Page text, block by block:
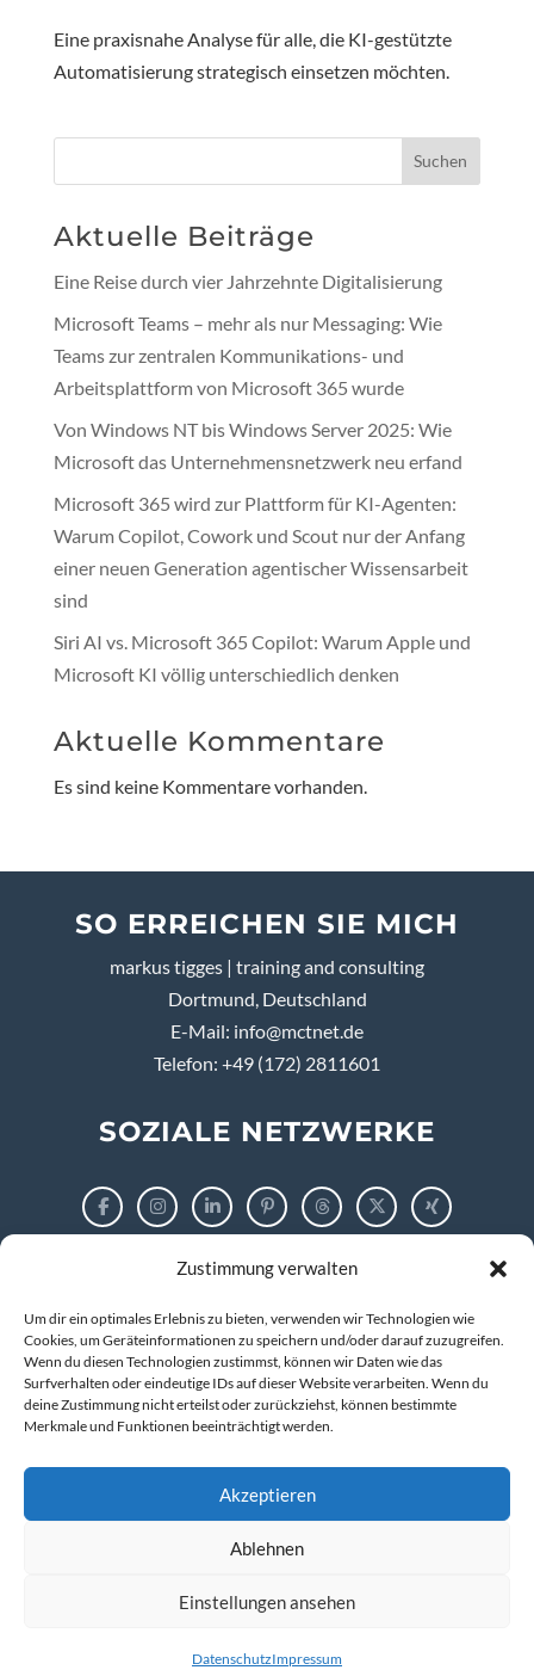
Zustimmung verwalten
Um dir ein optimales Erlebnis zu bieten, verwenden wir Technologien wie
Cookies, um Geräteinformationen zu speichern und/oder darauf zuzugreifen.
Wenn du diesen Technologien zustimmst, können wir Daten wie das
Surfverhalten oder eindeutige IDs auf dieser Website verarbeiten. Wenn du
deine Zustimmung nicht erteilst oder zurückziehst, können bestimmte
Merkmale und Funktionen beeinträchtigt werden.
Akzeptieren
Ablehnen
Einstellungen ansehen
DatenschutzImpressum
Eine praxisnahe Analyse für alle, die KI-gestützte
Automatisierung strategisch einsetzen möchten.
Suchen
Aktuelle Beiträge
Eine Reise durch vier Jahrzehnte Digitalisierung
Microsoft Teams – mehr als nur Messaging: Wie
Teams zur zentralen Kommunikations- und
Arbeitsplattform von Microsoft 365 wurde
Von Windows NT bis Windows Server 2025: Wie
Microsoft das Unternehmensnetzwerk neu erfand
Microsoft 365 wird zur Plattform für KI-Agenten:
Warum Copilot, Cowork und Scout nur der Anfang
einer neuen Generation agentischer Wissensarbeit
sind
Siri AI vs. Microsoft 365 Copilot: Warum Apple und
Microsoft KI völlig unterschiedlich denken
Aktuelle Kommentare
Es sind keine Kommentare vorhanden.
SO ERREICHEN SIE MICH
markus tigges | training and consulting
Dortmund, Deutschland
E-Mail: info@mctnet.de
Telefon: +49 (172) 2811601
SOZIALE NETZWERKE
Impressum
Datenschutzerklärung
© 2026 markus tigges | training and consulting